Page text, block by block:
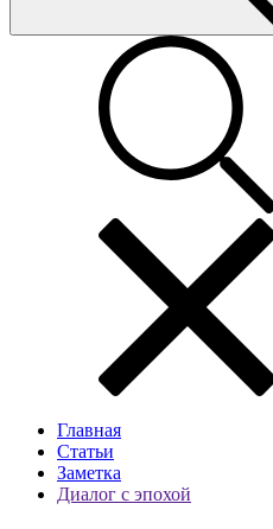
Главная
Статьи
Заметка
Диалог с эпохой